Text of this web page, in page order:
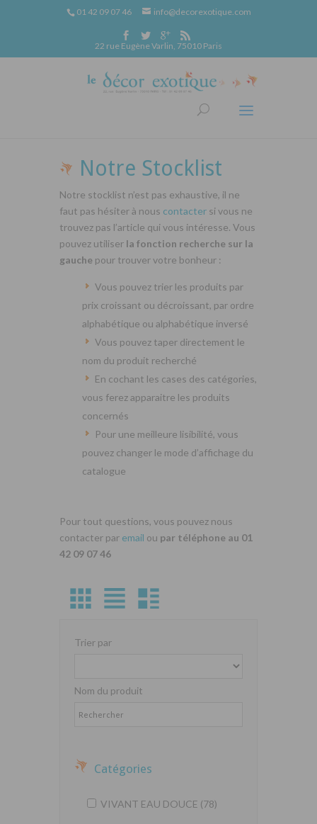
01 42 09 07 46 info@decorexotique.com
22 rue Eugène Varlin, 75010 Paris
Notre Stocklist
Notre stocklist n’est pas exhaustive, il ne
faut pas hésiter à nous contacter si vous ne
trouvez pas l’article qui vous intéresse. Vous
pouvez utiliser la fonction recherche sur la
gauche pour trouver votre bonheur :
Vous pouvez trier les produits par
prix croissant ou décroissant, par ordre
alphabétique ou alphabétique inversé
Vous pouvez taper directement le
nom du produit recherché
En cochant les cases des catégories,
vous ferez apparaitre les produits
concernés
Pour une meilleure lisibilité, vous
pouvez changer le mode d’affichage du
catalogue
Pour tout questions, vous pouvez nous
contacter par email ou par téléphone au 01
42 09 07 46
Trier par
Nom du produit
Catégories
VIVANT EAU DOUCE (78)